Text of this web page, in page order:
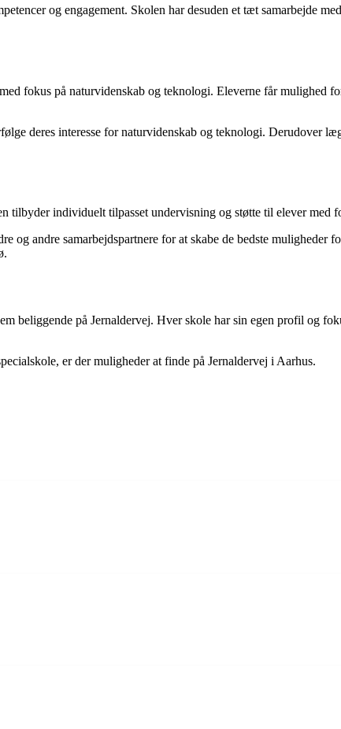
og engagement. Skolen har desuden et tæt samarbejde
fokus på naturvidenskab og teknologi. Eleverne får mulighed
deres interesse for naturvidenskab og teknologi. Derudover
tilbyder individuelt tilpasset undervisning og støtte til elever med
andre samarbejdspartnere for at skabe de bedste muligheder
på Jernaldervej. Hver skole har sin egen profil og
er der muligheder at finde på Jernaldervej i Aarhus.